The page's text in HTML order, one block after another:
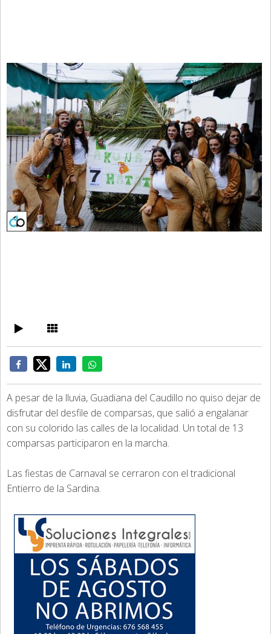
A pesar de la lluvia, Guadiana del Caudillo no quiso dejar de
disfrutar del desfile de comparsas, que salió a engalanar
con su colorido las calles de la localidad. Un total de 13
comparsas participaron en la marcha.
Las fiestas de Carnaval se cerraron con el tradicional
Entierro de la Sardina.